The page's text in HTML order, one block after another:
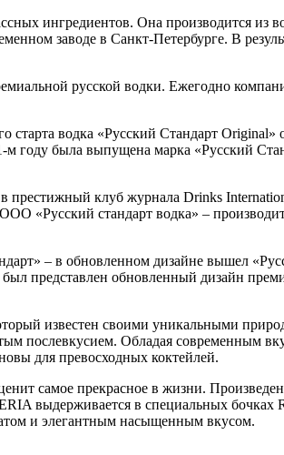
ингредиентов. Она производится из
заводе в Санкт-Петербурге. В
русской водки. Ежегодно
старта водка «Русский Стандарт
году была выпущена марка «Русский
престижный клуб журнала Drinks
«Русский стандарт водка» –
– в обновленном дизайне вышел
представлен обновленный дизайн
известен своими уникальными
послевкусием. Обладая
для превосходных коктейлей.
самое прекрасное в жизни.
выдерживается в специальных бочках
и элегантным насыщенным вкусом.